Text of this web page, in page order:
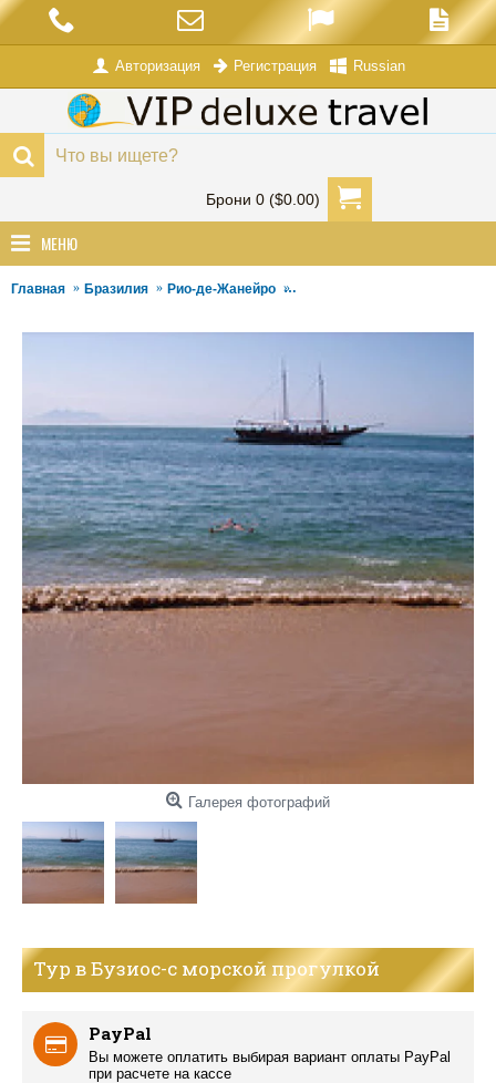
Авторизация Регистрация Russian
Брони 0 ($0.00)
МЕНЮ
Главная Бразилия Рио-де-Жанейро Тур в Бузиос-с морской
Галерея фотографий
Тур в Бузиос-с морской прогулкой
PayPal
Вы можете оплатить выбирая вариант оплаты PayPal
при расчете на кассе